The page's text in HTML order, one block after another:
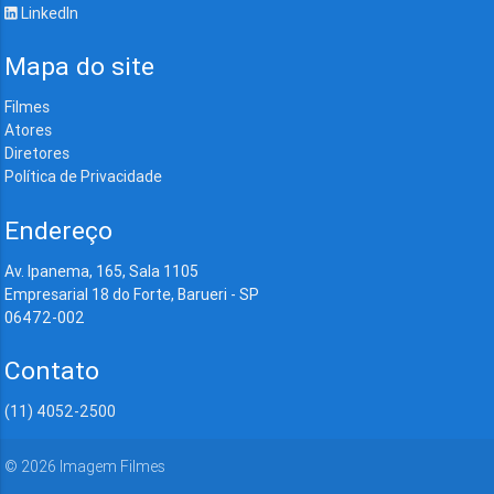
LinkedIn
Mapa do site
Filmes
Atores
Diretores
Política de Privacidade
Endereço
Av. Ipanema, 165, Sala 1105
Empresarial 18 do Forte, Barueri - SP
06472-002
Contato
(11) 4052-2500
© 2026 Imagem Filmes